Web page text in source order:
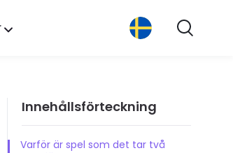
Innehållsförteckning
Varför är spel som det tar två